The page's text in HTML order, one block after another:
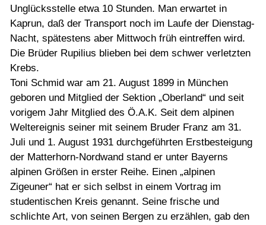
Unglücksstelle etwa 10 Stunden. Man erwartet in
Kaprun, daß der Transport noch im Laufe der Dienstag-
Nacht, spätestens aber Mittwoch früh eintreffen wird.
Die Brüder Rupilius blieben bei dem schwer verletzten
Krebs.
Toni Schmid war am 21. August 1899 in München
geboren und Mitglied der Sektion „Oberland“ und seit
vorigem Jahr Mitglied des Ö.A.K. Seit dem alpinen
Weltereignis seiner mit seinem Bruder Franz am 31.
Juli und 1. August 1931 durchgeführten Erstbesteigung
der Matterhorn-Nordwand stand er unter Bayerns
alpinen Größen in erster Reihe. Einen „alpinen
Zigeuner“ hat er sich selbst in einem Vortrag im
studentischen Kreis genannt. Seine frische und
schlichte Art, von seinen Bergen zu erzählen, gab den